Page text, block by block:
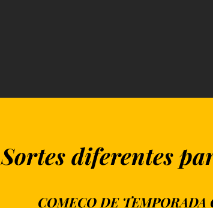
Sortes diferentes
COMEÇO DE